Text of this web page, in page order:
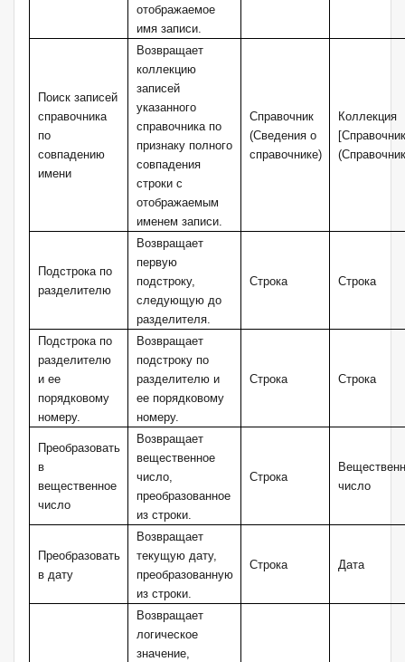
отображаемое
имя записи.
Поиск записей
справочника
по
совпадению
имени
Возвращает
коллекцию
записей
указанного
справочника по
признаку полного
совпадения
строки с
отображаемым
именем записи.
Справочник
(Сведения о
справочнике)
Коллекция
[Справочник
Подстрока по
разделителю
Возвращает
первую
подстроку,
следующую до
разделителя.
Строка Строка
Подстрока по
разделителю
и ее
порядковому
номеру.
Возвращает
подстроку по
разделителю и
ее порядковому
номеру.
Строка Строка
Преобразовать
в
вещественное
число
Возвращает
вещественное
число,
преобразованное
из строки.
Строка
число
Преобразовать
в дату
Возвращает
текущую дату,
преобразованную
из строки.
Строка Дата
Возвращает
логическое
значение,